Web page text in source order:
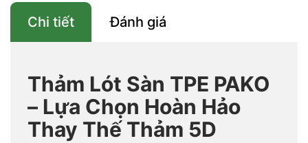
Chi tiết Đánh giá
Thảm Lót Sàn TPE PAKO
– Lựa Chọn Hoàn Hảo
Thay Thế Thảm 5D